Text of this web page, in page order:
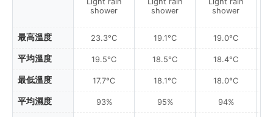
最高溫度
平均溫度
最低溫度
平均濕度
shower
23.3°C
19.5°C
17.7°C
93%
shower
19.1°C
18.5°C
18.1°C
95%
shower
19.0°C
18.4°C
18.0°C
94%